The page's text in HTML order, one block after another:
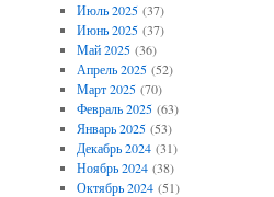
Июль 2025(37)
Июнь 2025(37)
Май 2025(36)
Апрель 2025(52)
Март 2025(70)
Февраль 2025(63)
Январь 2025(53)
Декабрь 2024(31)
Ноябрь 2024(38)
Октябрь 2024(51)